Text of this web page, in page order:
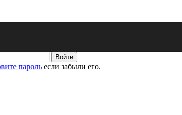
пароль если забыли его.